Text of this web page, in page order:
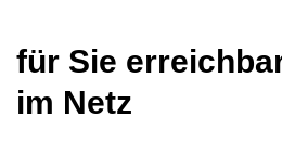
für Sie
im Netz